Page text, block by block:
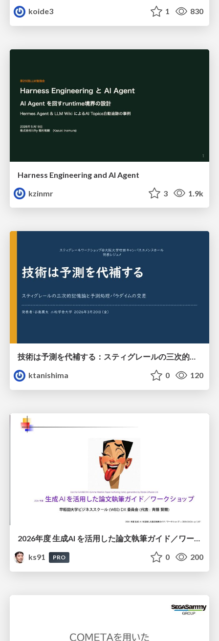
koide3
1 830
Harness Engineering and Al Agent
kzinmr
3 1.9k
技術は予測を代補する：スティグレールの三次的記憶論と予測処理パラダイムの交差
ktanishima
0 120
2026年度 生成AI を活用した論文執筆ガイド／ワークショップ / 2026 Academic Year Guide to Writing Papers Using Generative AI - Workshop
ks91
PRO 0 200